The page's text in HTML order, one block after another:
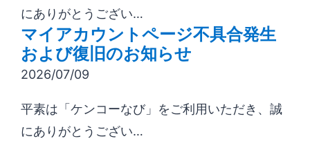
にありがとうござい…
マイアカウントページ不具合発生
および復旧のお知らせ
2026/07/09
平素は「ケンコーなび」をご利用いただき、誠
にありがとうござい…